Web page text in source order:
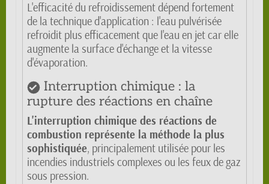
L'efficacité du refroidissement dépend fortement
de la technique d'application : l'eau pulvérisée
refroidit plus efficacement que l'eau en jet car elle
augmente la surface d'échange et la vitesse
d'évaporation.
Interruption chimique : la
rupture des réactions en chaîne
L'interruption chimique des réactions de
combustion représente la méthode la plus
sophistiquée, principalement utilisée pour les
incendies industriels complexes ou les feux de gaz
sous pression.